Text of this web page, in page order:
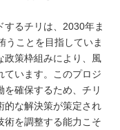
するチリは、2030年ま
うことを目指していま
政策枠組みにより、風
ています。このプロジ
を確保するため、チリ
的な解決策が策定され
術を調整する能力こそ